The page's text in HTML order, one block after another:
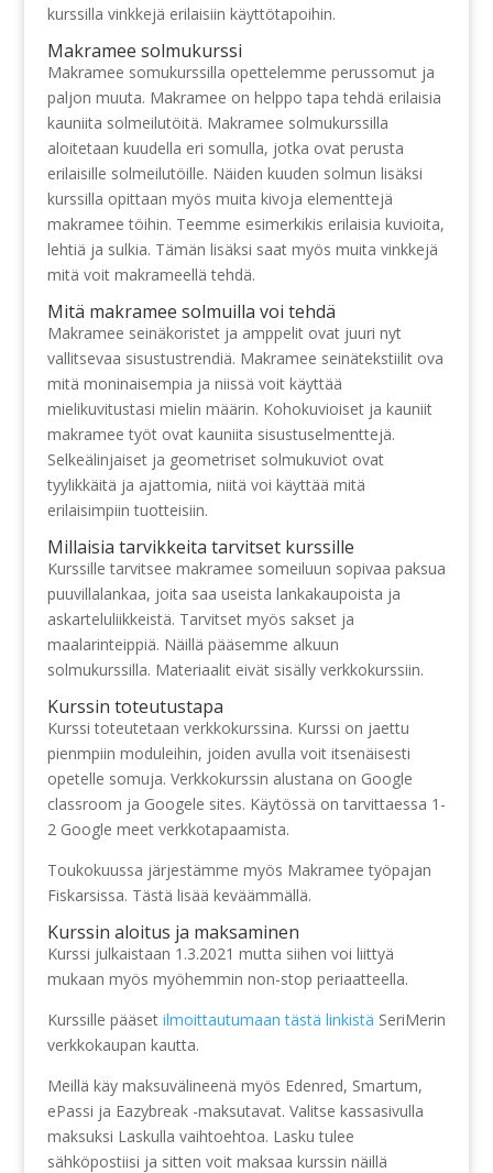
kurssilla vinkkejä erilaisiin käyttötapoihin.
Makramee solmukurssi
Makramee somukurssilla opettelemme perussomut ja
paljon muuta. Makramee on helppo tapa tehdä erilaisia
kauniita solmeilutöitä. Makramee solmukurssilla
aloitetaan kuudella eri somulla, jotka ovat perusta
erilaisille solmeilutöille. Näiden kuuden solmun lisäksi
kurssilla opittaan myös muita kivoja elementtejä
makramee töihin. Teemme esimerkikis erilaisia kuvioita,
lehtiä ja sulkia. Tämän lisäksi saat myös muita vinkkejä
mitä voit makrameellä tehdä.
Mitä makramee solmuilla voi tehdä
Makramee seinäkoristet ja amppelit ovat juuri nyt
vallitsevaa sisustustrendiä. Makramee seinätekstiilit ova
mitä moninaisempia ja niissä voit käyttää
mielikuvitustasi mielin määrin. Kohokuvioiset ja kauniit
makramee työt ovat kauniita sisustuselmenttejä.
Selkeälinjaiset ja geometriset solmukuviot ovat
tyylikkäitä ja ajattomia, niitä voi käyttää mitä
erilaisimpiin tuotteisiin.
Millaisia tarvikkeita tarvitset kurssille
Kurssille tarvitsee makramee someiluun sopivaa paksua
puuvillalankaa, joita saa useista lankakaupoista ja
askarteluliikkeistä. Tarvitset myös sakset ja
maalarinteippiä. Näillä pääsemme alkuun
solmukurssilla. Materiaalit eivät sisälly verkkokurssiin.
Kurssin toteutustapa
Kurssi toteutetaan verkkokurssina. Kurssi on jaettu
pienmpiin moduleihin, joiden avulla voit itsenäisesti
opetelle somuja. Verkkokurssin alustana on Google
classroom ja Googele sites. Käytössä on tarvittaessa 1-
2 Google meet verkkotapaamista.
Toukokuussa järjestämme myös Makramee työpajan
Fiskarsissa. Tästä lisää keväämmällä.
Kurssin aloitus ja maksaminen
Kurssi julkaistaan 1.3.2021 mutta siihen voi liittyä
mukaan myös myöhemmin non-stop periaatteella.
Kurssille pääsetilmoittautumaan tästä linkistä SeriMerin
verkkokaupan kautta.
Meillä käy maksuvälineenä myös Edenred, Smartum,
ePassi ja Eazybreak -maksutavat. Valitse kassasivulla
maksuksi Laskulla vaihtoehtoa. Lasku tulee
sähköpostiisi ja sitten voit maksaa kurssin näillä